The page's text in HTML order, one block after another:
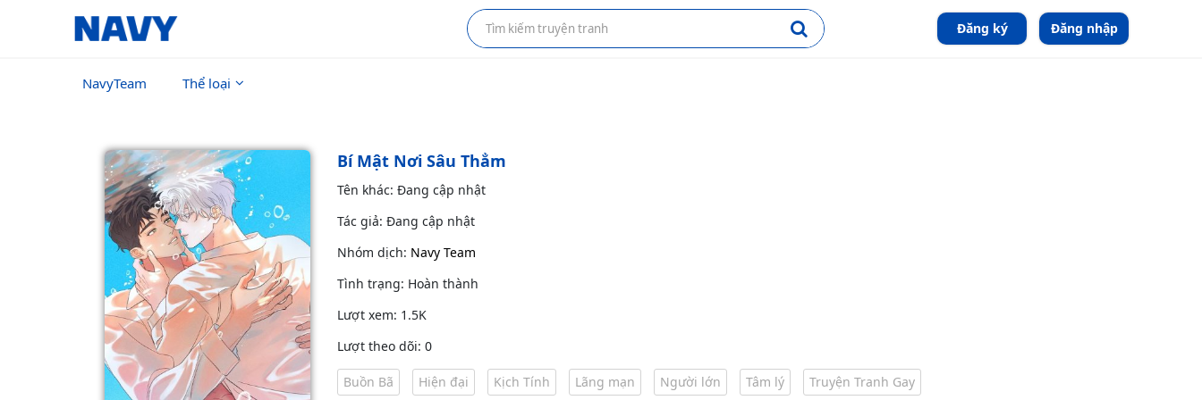
Đăng ký Đăng nhập
NavyTeam Thể loại
Bí Mật Nơi Sâu Thẳm
Tên khác: Đang cập nhật
Tác giả: Đang cập nhật
Nhóm dịch: Navy Team
Tình trạng: Hoàn thành
Lượt xem: 1.5K
Lượt theo dõi: 0
Buồn Bã Hiện đại Kịch Tính Lãng mạn Người lớn Tâm lý Truyện Tranh Gay